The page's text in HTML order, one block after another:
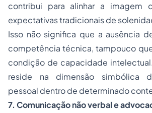
contribui para alinhar a imagem
expectativas tradicionais de
Isso não significa que a ausência
competência técnica, tampouco
condição de capacidade
reside na dimensão simbólica
pessoal dentro de determinado
7. Comunicação não verbal e